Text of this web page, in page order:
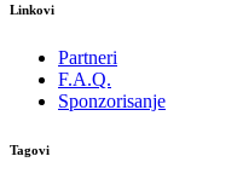
Linkovi
Partneri
F.A.Q.
Sponzorisanje
Tagovi